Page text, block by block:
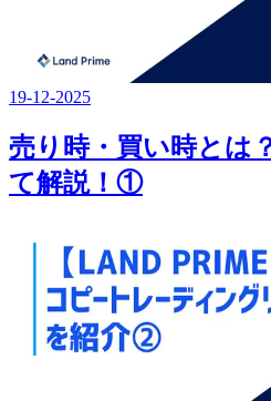
19-12-2025
売り時・買い時とは
て解説！①